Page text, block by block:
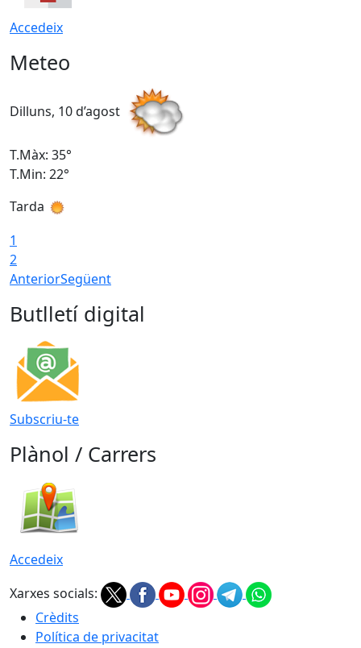
Accedeix
Meteo
Dilluns, 10 d’agost
T.Màx: 35°
T.Min: 22°
Tarda
1
2
AnteriorSegüent
Butlletí digital
Subscriu-te
Plànol / Carrers
Accedeix
Xarxes socials:
Crèdits
Política de privacitat